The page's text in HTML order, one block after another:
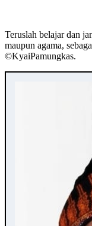
Teruslah belajar dan
maupun agama,
©️KyaiPamungkas.